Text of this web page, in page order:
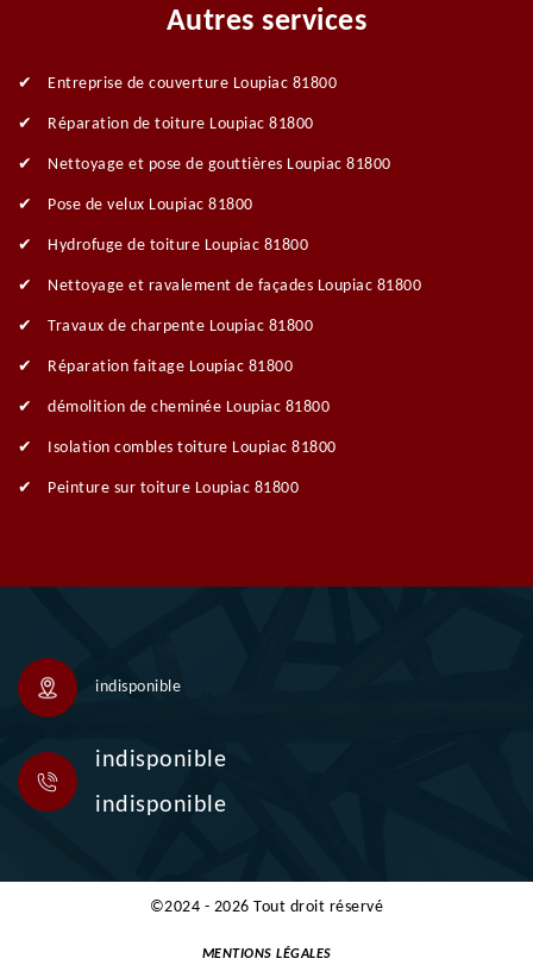
Autres services
Entreprise de couverture Loupiac 81800
Réparation de toiture Loupiac 81800
Nettoyage et pose de gouttières Loupiac 81800
Pose de velux Loupiac 81800
Hydrofuge de toiture Loupiac 81800
Nettoyage et ravalement de façades Loupiac 81800
Travaux de charpente Loupiac 81800
Réparation faitage Loupiac 81800
démolition de cheminée Loupiac 81800
Isolation combles toiture Loupiac 81800
Peinture sur toiture Loupiac 81800
indisponible
indisponible
indisponible
©2024 - 2026 Tout droit réservé
MENTIONS LÉGALES